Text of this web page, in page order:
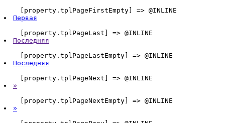
    [property.tplPageFirstEmpty] => @INLINE
Первая
    [property.tplPageLast] => @INLINE
Последняя
    [property.tplPageLastEmpty] => @INLINE
Последняя
    [property.tplPageNext] => @INLINE
»
    [property.tplPageNextEmpty] => @INLINE
»